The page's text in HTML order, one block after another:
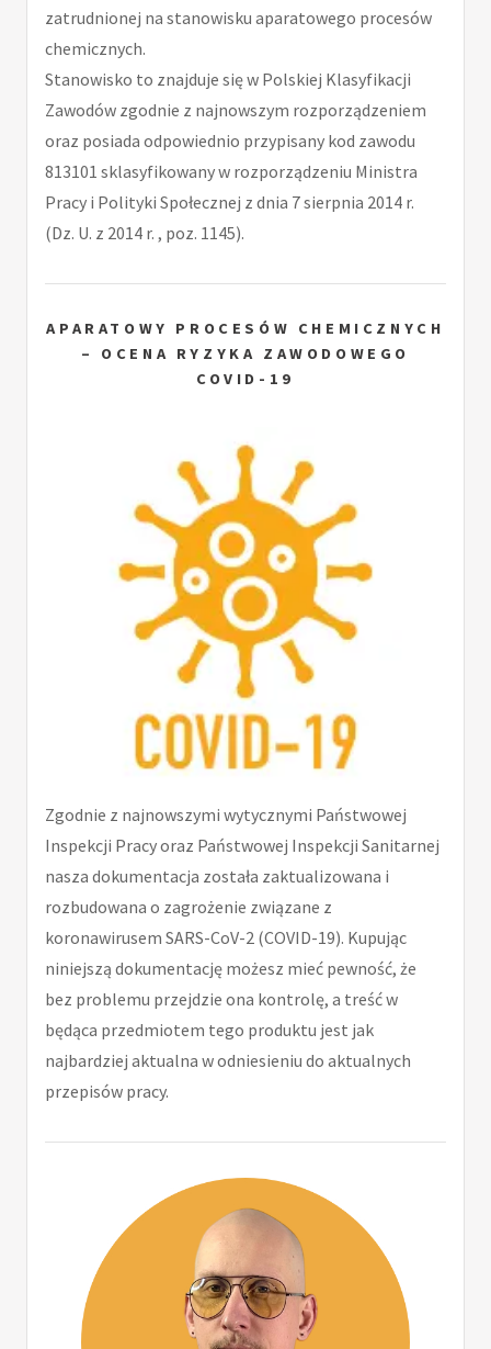
zatrudnionej na stanowisku aparatowego procesów
chemicznych.
Stanowisko to znajduje się w Polskiej Klasyfikacji
Zawodów zgodnie z najnowszym rozporządzeniem
oraz posiada odpowiednio przypisany kod zawodu
813101 sklasyfikowany w rozporządzeniu Ministra
Pracy i Polityki Społecznej z dnia 7 sierpnia 2014 r.
(Dz. U. z 2014 r. , poz. 1145).
APARATOWY PROCESÓW CHEMICZNYCH
– OCENA RYZYKA ZAWODOWEGO
COVID-19
Zgodnie z najnowszymi wytycznymi Państwowej
Inspekcji Pracy oraz Państwowej Inspekcji Sanitarnej
nasza dokumentacja została zaktualizowana i
rozbudowana o zagrożenie związane z
koronawirusem SARS-CoV-2 (COVID-19). Kupując
niniejszą dokumentację możesz mieć pewność, że
bez problemu przejdzie ona kontrolę, a treść w
będąca przedmiotem tego produktu jest jak
najbardziej aktualna w odniesieniu do aktualnych
przepisów pracy.